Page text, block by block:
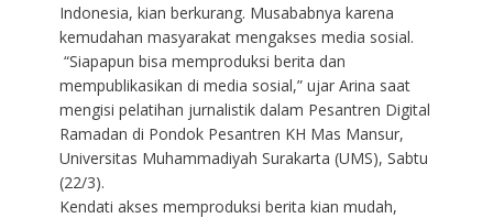
Indonesia, kian berkurang. Musababnya karena
kemudahan masyarakat mengakses media sosial.
“Siapapun bisa memproduksi berita dan
mempublikasikan di media sosial,” ujar Arina saat
mengisi pelatihan jurnalistik dalam Pesantren Digital
Ramadan di Pondok Pesantren KH Mas Mansur,
Universitas Muhammadiyah Surakarta (UMS), Sabtu
(22/3).
Kendati akses memproduksi berita kian mudah,